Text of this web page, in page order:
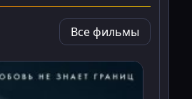
Все фильмы